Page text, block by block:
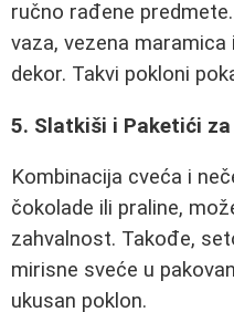
ručno rađene
vaza, vezena
dekor. Takvi pokloni
5. Slatkiši i Paketići za
Kombinacija cveća i
čokolade ili praline,
zahvalnost. Takođe,
mirisne sveće u
ukusan poklon.